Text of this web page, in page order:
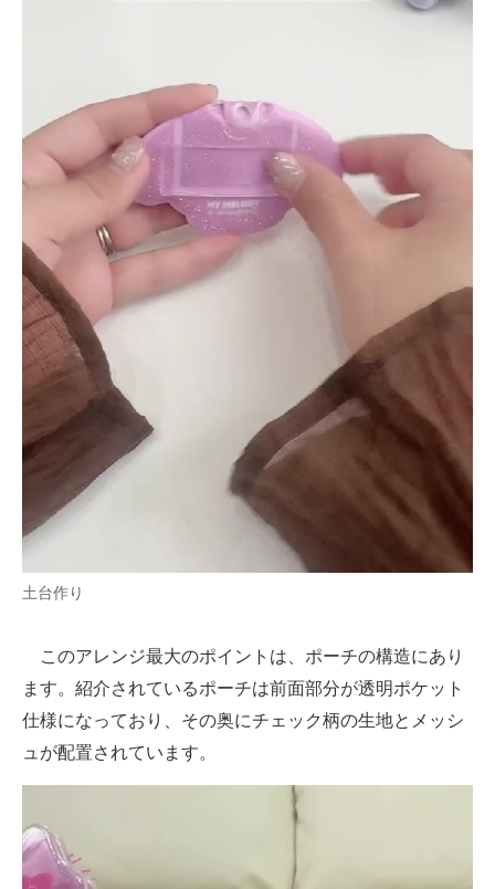
土台作り
このアレンジ最大のポイントは、ポーチの構造にあり
ます。紹介されているポーチは前面部分が透明ポケット
仕様になっており、その奥にチェック柄の生地とメッシ
ュが配置されています。